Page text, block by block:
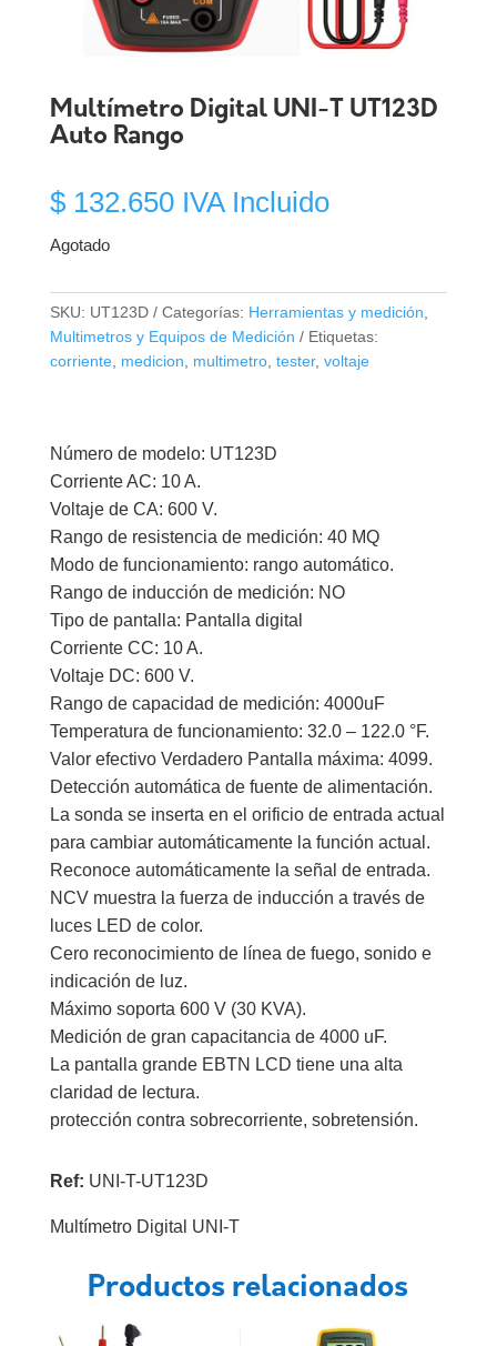
Multímetro Digital UNI-T UT123D
Auto Rango
$132.650 IVA Incluido
Agotado
SKU: UT123D Categorías: Herramientas y medición,
Multimetros y Equipos de Medición
Etiquetas:
corriente, medicion, multimetro, tester, voltaje
Número de modelo: UT123D
Corriente AC: 10 A.
Voltaje de CA: 600 V.
Rango de resistencia de medición: 40 MQ
Modo de funcionamiento: rango automático.
Rango de inducción de medición: NO
Tipo de pantalla: Pantalla digital
Corriente CC: 10 A.
Voltaje DC: 600 V.
Rango de capacidad de medición: 4000uF
Temperatura de funcionamiento: 32.0 – 122.0 °F.
Valor efectivo Verdadero Pantalla máxima: 4099.
Detección automática de fuente de alimentación.
La sonda se inserta en el orificio de entrada actual
para cambiar automáticamente la función actual.
Reconoce automáticamente la señal de entrada.
NCV muestra la fuerza de inducción a través de
luces LED de color.
Cero reconocimiento de línea de fuego, sonido e
indicación de luz.
Máximo soporta 600 V (30 KVA).
Medición de gran capacitancia de 4000 uF.
La pantalla grande EBTN LCD tiene una alta
claridad de lectura.
protección contra sobrecorriente, sobretensión.
Ref: UNI-T-UT123D
Multímetro Digital UNI-T
Productos relacionados